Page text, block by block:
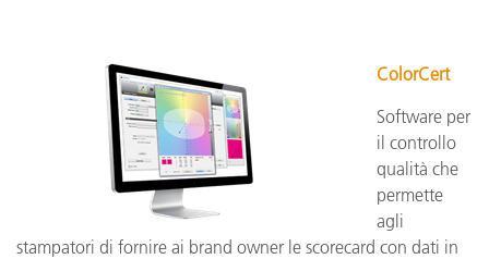
ColorCert
Software per
il controllo
qualità che
permette
agli
stampatori di fornire ai brand owner le scorecard con dati in